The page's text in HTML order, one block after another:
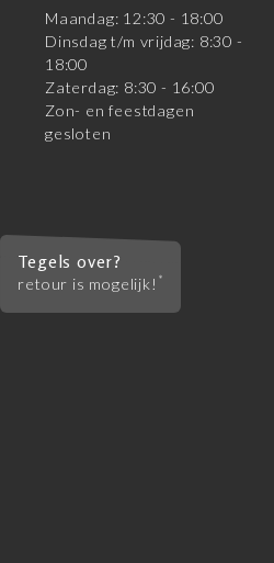
Maandag: 12:30 - 18:00
Dinsdag t/m vrijdag: 8:30 -
18:00
Zaterdag: 8:30 - 16:00
Zon- en feestdagen
gesloten
Tegels over?
retour is mogelijk! *